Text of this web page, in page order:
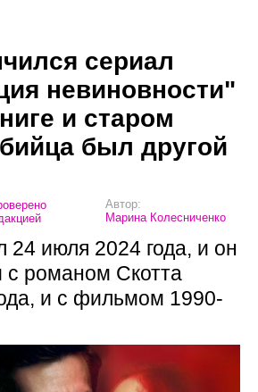
сериал
невиновности"
и старом
был другой
Автор:
Марина Колесниченко
июля 2024 года, и он
с романом Скотта
и с фильмом 1990-